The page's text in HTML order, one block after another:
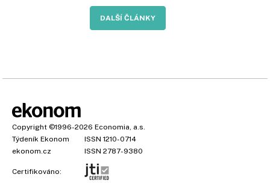
DALŠÍ ČLÁNKY
Copyright ©1996-2026 Economia, a.s.
Týdeník Ekonom
ISSN 1210-0714
ekonom.cz
ISSN 2787-9380
Certifikováno: